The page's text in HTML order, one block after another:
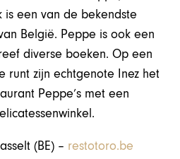
is een van de bekendste
België. Peppe is ook een
diverse boeken. Op een
runt zijn echtgenote Inez het
Peppe’s met een
(BE) – restotoro.be